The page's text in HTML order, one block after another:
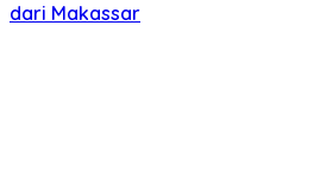
dari Makassar